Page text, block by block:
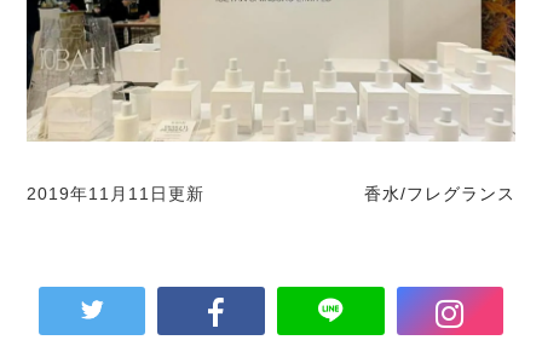
2019年11月11日更新 香水/フレグランス